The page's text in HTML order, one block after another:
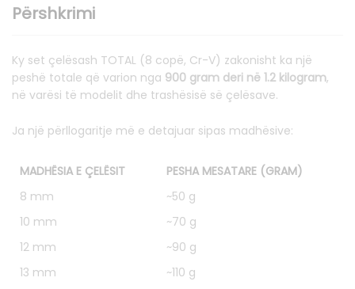
Përshkrimi
Ky set çelësash TOTAL (8 copë, Cr-V) zakonisht ka një
peshë totale që varion nga 900 gram deri në 1.2 kilogram,
në varësi të modelit dhe trashësisë së çelësave.
Ja një përllogaritje më e detajuar sipas madhësive:
MADHËSIA E ÇELËSIT
PESHA MESATARE (GRAM)
8 mm
~50 g
10 mm
~70 g
12 mm
~90 g
13 mm
~110 g